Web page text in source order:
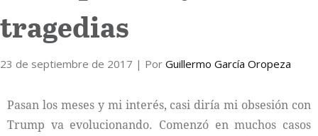
Internacional
Cultura
tragedias
23 de septiembre de 2017 | Por Guillermo García Oropeza
Pasan los meses y mi interés, casi diría mi obsesión con
Trump va evolucionando. Comenzó en muchos casos